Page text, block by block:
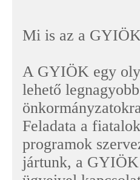
Mi is az a
A GYIÖK egy
lehető
Feladata a
programok
jártunk, a